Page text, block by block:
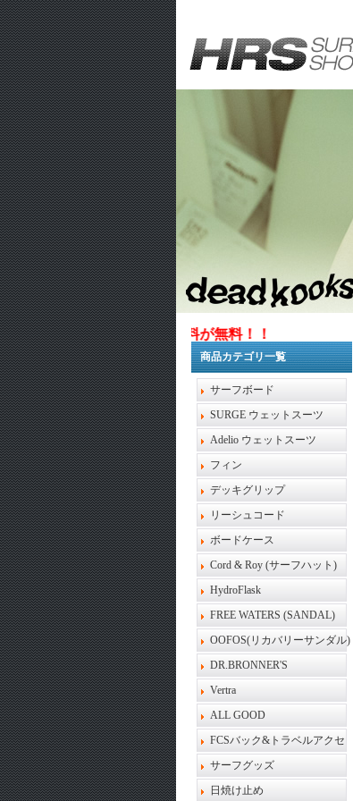
以上お買い上げで送料が無料！！
商品カテゴリ一覧
サーフボード
SURGE ウェットスーツ
Adelio ウェットスーツ
フィン
デッキグリップ
リーシュコード
ボードケース
Cord & Roy (サーフハット)
HydroFlask
FREE WATERS (SANDAL)
OOFOS(リカバリーサンダル)
DR.BRONNER'S
Vertra
ALL GOOD
FCSバック&トラベルアクセ
サーフグッズ
日焼け止め